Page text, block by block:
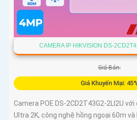
CAMERA IP HIKVISION DS-
Giá Bán:
Giá Khuyến Mại:
Camera POE DS-2CD2T43G2-2LI2U
Ultra 2K, công nghệ hồng ngoại 60m